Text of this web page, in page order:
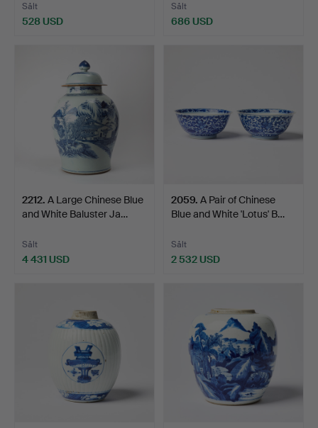
Sålt
528 USD
Sålt
686 USD
2212. A Large Chinese Blue
and White Baluster Ja…
Sålt
4 431 USD
2059. A Pair of Chinese
Blue and White 'Lotus' B…
Sålt
2 532 USD